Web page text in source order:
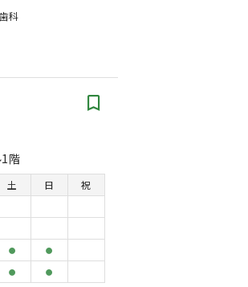
科
階
土 日
祝
● ●
● ●